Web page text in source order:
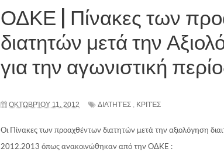
ΟΔΚΕ | Πίνακες των
διατητών μετά την
για την αγωνιστική
ΟΚΤΩΒΡΊΟΥ 11, 2012 ΔΙΑΤΗΤΈΣ , ΚΡΙΤΈΣ
Οι Πίνακες των προαχθέντων διατητών μετά την αξιολόγηση
2012.2013 όπως ανακοινώθηκαν από την ΟΔΚΕ :